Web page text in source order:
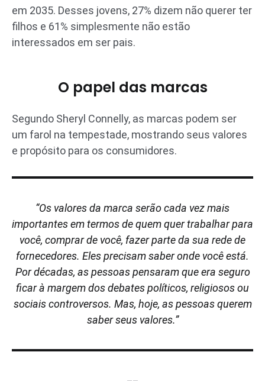
em 2035. Desses jovens, 27% dizem não querer ter
filhos e 61% simplesmente não estão
interessados em ser pais.
O papel das marcas
Segundo Sheryl Connelly, as marcas podem ser
um farol na tempestade, mostrando seus valores
e propósito para os consumidores.
“Os valores da marca serão cada vez mais
importantes em termos de quem quer trabalhar para
você, comprar de você, fazer parte da sua rede de
fornecedores. Eles precisam saber onde você está.
Por décadas, as pessoas pensaram que era seguro
ficar à margem dos debates políticos, religiosos ou
sociais controversos. Mas, hoje, as pessoas querem
saber seus valores.”